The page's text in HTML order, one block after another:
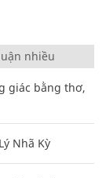
nhiều
giác bằng thơ,
Nhã Kỳ